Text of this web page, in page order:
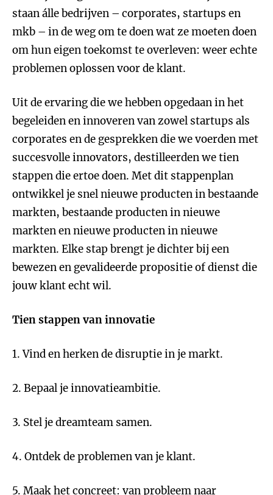
staan álle bedrijven – corporates, startups en
mkb – in de weg om te doen wat ze moeten doen
om hun eigen toekomst te overleven: weer echte
problemen oplossen voor de klant.
Uit de ervaring die we hebben opgedaan in het
begeleiden en innoveren van zowel startups als
corporates en de gesprekken die we voerden met
succesvolle innovators, destilleerden we tien
stappen die ertoe doen. Met dit stappenplan
ontwikkel je snel nieuwe producten in bestaande
markten, bestaande producten in nieuwe
markten en nieuwe producten in nieuwe
markten. Elke stap brengt je dichter bij een
bewezen en gevalideerde propositie of dienst die
jouw klant echt wil.
Tien stappen van innovatie
1. Vind en herken de disruptie in je markt.
2. Bepaal je innovatieambitie.
3. Stel je dreamteam samen.
4. Ontdek de problemen van je klant.
5. Maak het concreet: van probleem naar